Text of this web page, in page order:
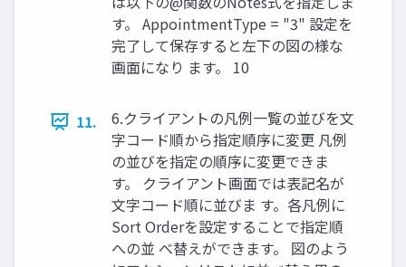
す。 AppointmentType = "3" 設定を
完了して保存すると左下の図の様な
画面になり ます。 10
11.
6.クライアントの凡例一覧の並びを文
字コード順から指定順序に変更 凡例
の並びを指定の順序に変更できま
す。 クライアント画面では表記名が
文字コード順に並びま す。各凡例に
Sort Orderを設定することで指定順
への並 べ替えができます。 図のよう